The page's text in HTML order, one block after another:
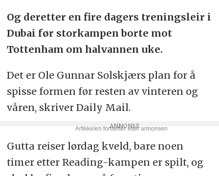
Og deretter en fire dagers treningsleir i
Dubai før storkampen borte mot
Tottenham om halvannen uke.
Det er Ole Gunnar Solskjærs plan for å
spisse formen før resten av vinteren og
våren, skriver Daily Mail.
Gutta reiser lørdag kveld, bare noen
timer etter Reading-kampen er spilt, og